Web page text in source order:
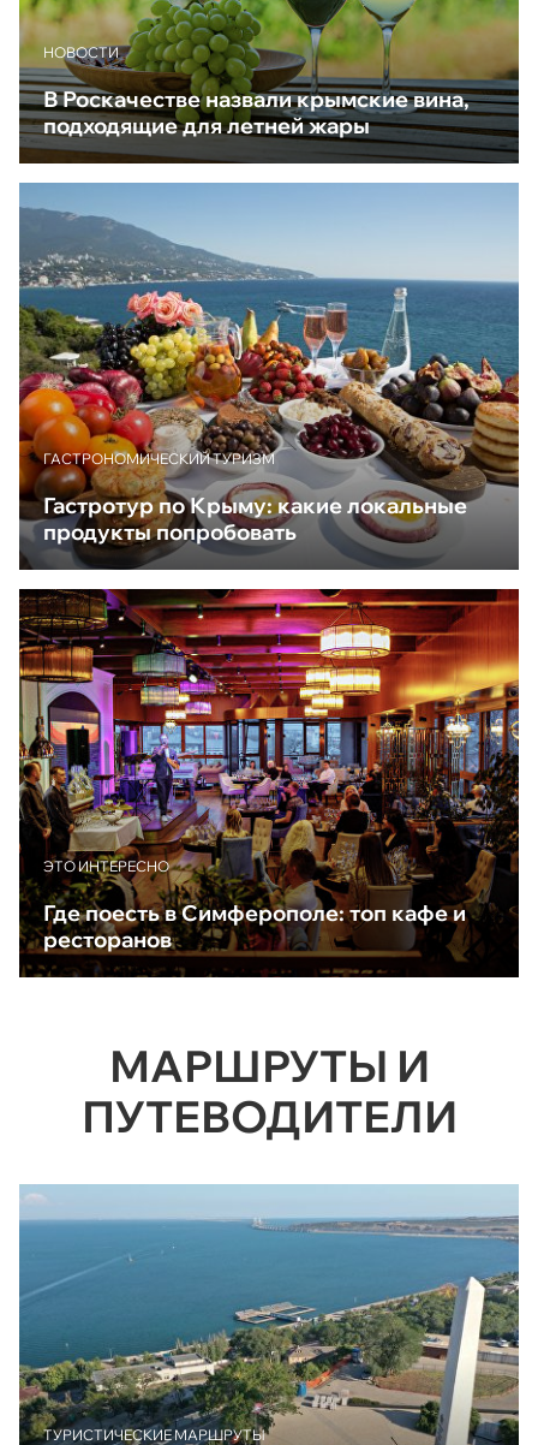
НОВОСТИ
В Роскачестве назвали крымские вина,
подходящие для летней жары
ГАСТРОНОМИЧЕСКИЙ ТУРИЗМ
Гастротур по Крыму: какие локальные
продукты попробовать
ЭТО ИНТЕРЕСНО
Где поесть в Симферополе: топ кафе и
ресторанов
МАРШРУТЫ И
ПУТЕВОДИТЕЛИ
ТУРИСТИЧЕСКИЕ МАРШРУТЫ